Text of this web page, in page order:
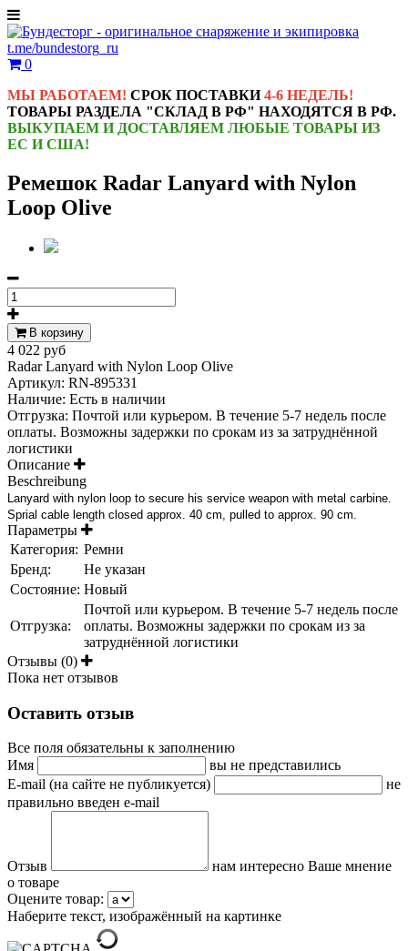
t.me/bundestorg_ru
0
МЫ РАБОТАЕМ! СРОК ПОСТАВКИ4-6 НЕДЕЛЬ!
ТОВАРЫ РАЗДЕЛА "СКЛАД В РФ" НАХОДЯТСЯ В РФ.
ВЫКУПАЕМ И ДОСТАВЛЯЕМ ЛЮБЫЕ ТОВАРЫ ИЗ
ЕС И США!
Ремешок Radar Lanyard with Nylon
Loop Olive
В корзину
4 022 руб
Radar Lanyard with Nylon Loop Olive
Артикул: RN-895331
Наличие: Есть в наличии
Отгрузка: Почтой или курьером. В течение 5-7 недель после
оплаты. Возможны задержки по срокам из за затруднённой
логистики
Описание
Beschreibung
Lanyard with nylon loop to secure his service weapon with metal carbine.
Sprial cable length closed approx. 40 cm, pulled to approx. 90 cm.
Параметры
Категория: Ремни
Бренд:
Не указан
Состояние: Новый
Отгрузка:
Почтой или курьером. В течение 5-7 недель после
оплаты. Возможны задержки по срокам из за
затруднённой логистики
Отзывы (0)
Пока нет отзывов
Оставить отзыв
Все поля обязательны к заполнению
Имя
вы не представились
E-mail (на сайте не публикуется)
не
правильно введен e-mail
Отзыв
нам интересно Ваше мнение
о товаре
Оцените товар:
Наберите текст, изображённый на картинке